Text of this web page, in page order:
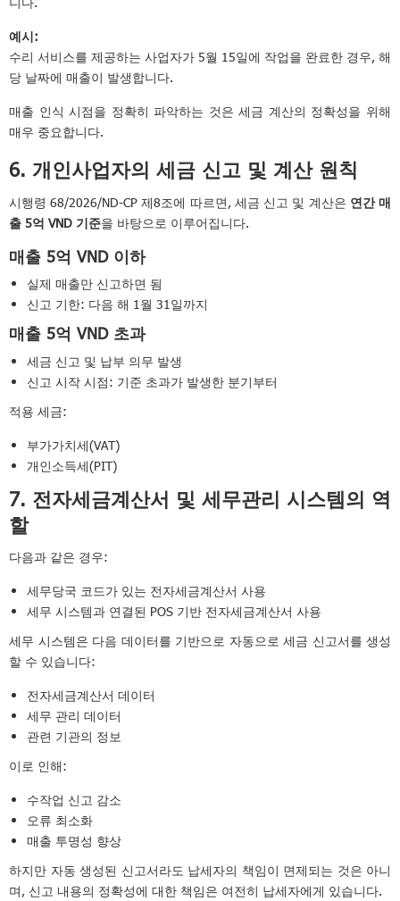
예시:
수리 서비스를 제공하는 사업자가 5월 15일에 작업을 완료한 경우, 해
당 날짜에 매출이 발생합니다.
매출 인식 시점을 정확히 파악하는 것은 세금 계산의 정확성을 위해
매우 중요합니다.
6. 개인사업자의 세금 신고 및 계산 원칙
시행령 68/2026/ND-CP 제8조에 따르면, 세금 신고 및 계산은 연간 매
출 5억 VND 기준을 바탕으로 이루어집니다.
매출 5억 VND 이하
실제 매출만 신고하면 됨
신고 기한: 다음 해 1월 31일까지
매출 5억 VND 초과
세금 신고 및 납부 의무 발생
신고 시작 시점: 기준 초과가 발생한 분기부터
적용 세금:
부가가치세(VAT)
개인소득세(PIT)
7. 전자세금계산서 및 세무관리 시스템의 역
할
다음과 같은 경우:
세무당국 코드가 있는 전자세금계산서 사용
세무 시스템과 연결된 POS 기반 전자세금계산서 사용
세무 시스템은 다음 데이터를 기반으로 자동으로 세금 신고서를 생성
할 수 있습니다:
전자세금계산서 데이터
세무 관리 데이터
관련 기관의 정보
이로 인해:
수작업 신고 감소
오류 최소화
매출 투명성 향상
하지만 자동 생성된 신고서라도 납세자의 책임이 면제되는 것은 아니
며, 신고 내용의 정확성에 대한 책임은 여전히 납세자에게 있습니다.